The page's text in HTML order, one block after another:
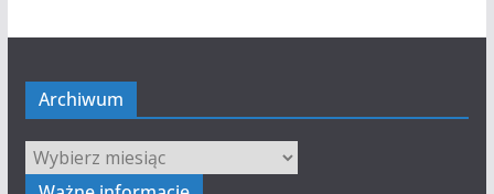
Archiwum
Archiwum